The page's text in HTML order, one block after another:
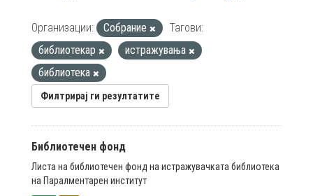
Организации: Собрание
Тагови:
библиотекар
истражувања
библиотека
Филтрирај ги резултатите
Библиотечен фонд
Листа на библиотечен фонд на истражувачката библиотека
на Паралментарен институт